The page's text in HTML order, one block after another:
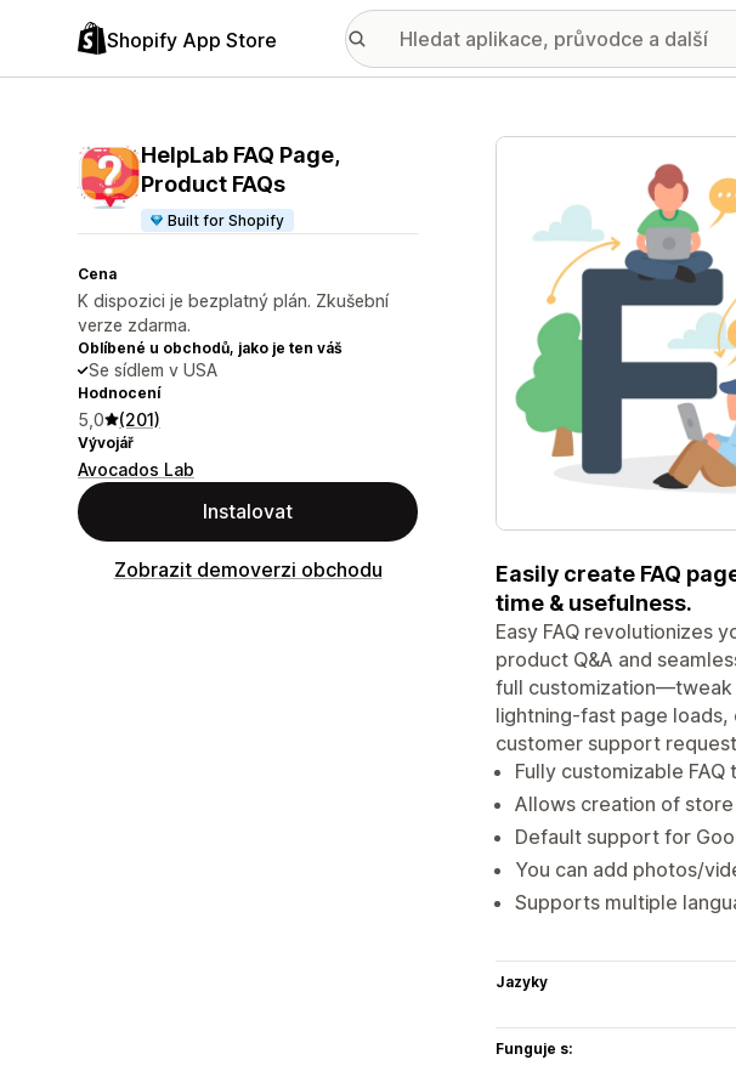
Shopify App Store
HelpLab FAQ Page,
Product FAQs
Built for Shopify
Cena
K dispozici je bezplatný plán. Zkušební
verze zdarma.
Oblíbené u obchodů, jako je ten váš
Se sídlem v USA
Hodnocení
5,0 (201)
Vývojář
Avocados Lab
Instalovat
Zobrazit demoverzi obchodu
Galerie propagovaných
Easily create FAQ
time & usefulness.
Easy FAQ revolutionizes
product Q&A and
full customization—tweak
lightning-fast page loads,
customer support
Fully customizable
Allows creation of store
Default support for
You can add photos/
Supports multiple
Jazyky
Funguje s: